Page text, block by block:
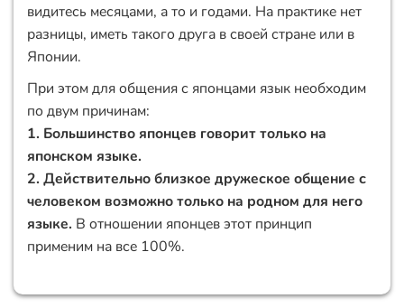
видитесь месяцами, а то и годами. На практике нет
разницы, иметь такого друга в своей стране или в
Японии.
При этом для общения с японцами язык необходим
по двум причинам:
1. Большинство японцев говорит только на
японском языке.
2. Действительно близкое дружеское общение с
человеком возможно только на родном для него
языке. В отношении японцев этот принцип
применим на все 100%.